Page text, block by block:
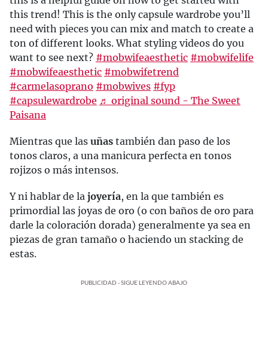
this trend! This is the only capsule wardrobe you’ll
need with pieces you can mix and match to create a
ton of different looks. What styling videos do you
want to see next? #mobwifeaesthetic #mobwifelife
#mobwifeaesthetic #mobwifetrend
#carmelasoprano #mobwives #fyp
#capsulewardrobe ♬ original sound - The Sweet
Paisana
Mientras que las uñas también dan paso de los
tonos claros, a una manicura perfecta en tonos
rojizos o más intensos.
Y ni hablar de la joyería, en la que también es
primordial las joyas de oro (o con baños de oro para
darle la coloración dorada) generalmente ya sea en
piezas de gran tamaño o haciendo un stacking de
estas.
PUBLICIDAD - SIGUE LEYENDO ABAJO